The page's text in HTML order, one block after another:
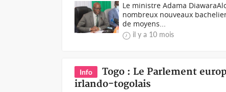
Le ministre Adama
nombreux nouveaux
de moyens...
il y a 10 mois
Info
Togo : Le Parlement
irlando-togolais